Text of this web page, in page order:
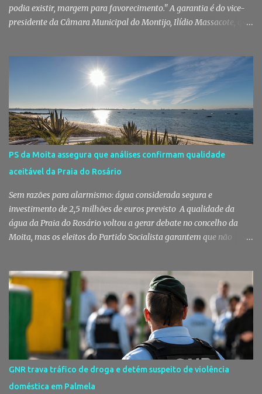
podia existir, margem para favorecimento." A garantia é do vice-
presidente da Câmara Municipal do Montijo, Ilídio Massacote, que
decorreu com total transparência, cumpriu todas as exigências
legais e apenas avançou para ajuste direto depois de três
concursos públicos terem ficado desertos. Município responde às
dúvidas sobre a adjudicação da nova escola A Câmara Municipal
do Montijo veio a público responder às dúvidas levantadas em
torno da adjudicação da construção do futuro Centro Escolar de
Pegões, uma empreitada de cerca de 4,8 milhões de euros que
ganhou destaque após uma notícia publicada pelo Página UM. O
jornal questionou, entre outros aspetos, o recurso ao ajuste direto
e a escolha da empresa adjudicatária, uma socied...
PS da Moita assegura que análises confirmam qualidade
aceitável da Praia do Rosário
Sem razões para alarmismo: água considerada segura e
investimento de 2,5 milhões de euros previsto A qualidade da
água da Praia do Rosário voltou a gerar debate no concelho da
Moita, mas os eleitos do Partido Socialista garantem que não
classificação de "Qualidade Aceitável", - posição validada pela a
Agência Portuguesa do Ambiente a 29 de Julho - acusam
algumas informações de criarem preocupações injustificadas e
reforçam que a valorização daquele espaço passa por um
investimento de cerca de 2,5 milhões de euros previsto pela
Câmara Municipal. A praia é um dos espaços naturais mais
emblemáticos da Moita A reação surge depois de terem sido
divulgadas informações que levantaram dúvidas sobre as
condições da Praia do Rosário, levando os eleitos do Partido
GNR trava tráfico de droga e detém suspeito de violência
doméstica em Palmela